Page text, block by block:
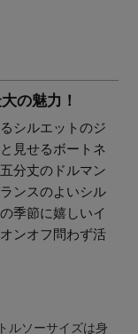
の魅力！
シルエットのジ
見せるボートネ
分丈のドルマン
ンスのよいシル
季節に嬉しいイ
ンオフ問わず活
ルソーサイズは身